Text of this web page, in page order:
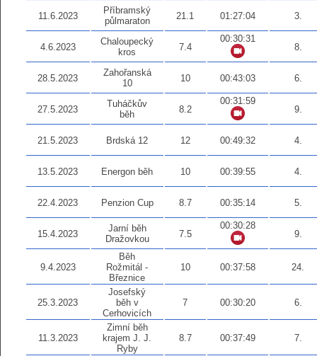
11.6.2023
Příbramský
půlmaraton
21.1 01:27:04 3.
4.6.2023
Chaloupecký
kros
7.4
00:30:31
8.
28.5.2023
Zahořanská
10
10 00:43:03 6.
27.5.2023
Tuháčkův
běh
8.2
00:31:59
9.
21.5.2023 Brdská 12 12 00:49:32 4.
13.5.2023 Energon běh 10 00:39:55 4.
22.4.2023 Penzion Cup 8.7 00:35:14 5.
15.4.2023
Jarní běh
Dražovkou
7.5
00:30:28
9.
9.4.2023
Běh
Rožmitál -
Březnice
10 00:37:58 24.
25.3.2023
Josefský
běh v
Cerhovicích
7 00:30:20 6.
11.3.2023
Zimní běh
krajem J. J.
Ryby
8.7 00:37:49 7.